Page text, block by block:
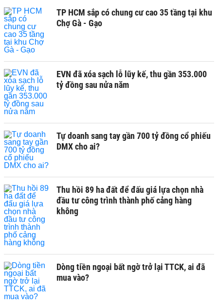
TP HCM sắp có chung cư cao 35 tầng tại khu
Chợ Gà - Gạo
EVN đã xóa sạch lỗ lũy kế, thu gần 353.000
tỷ đồng sau nửa năm
Tự doanh sang tay gần 700 tỷ đồng cổ phiếu
DMX cho ai?
Thu hồi 89 ha đất để đấu giá lựa chọn nhà
đầu tư công trình thành phố cảng hàng
không
Dòng tiền ngoại bất ngờ trở lại TTCK, ai đã
mua vào?